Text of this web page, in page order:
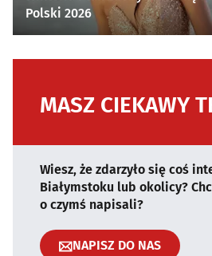
Polski 2026
MASZ CIEKAWY
Wiesz, że zdarzyło się coś
Białymstoku lub okolicy?
o czymś napisali?
NAPISZ DO NAS